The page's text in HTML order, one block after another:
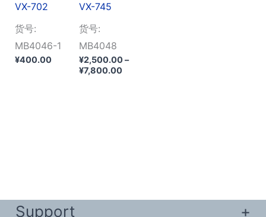
VX-702
货号:
MB4046-1
¥400.00
VX-745
货号:
MB4048
¥2,500.00 –
¥7,800.00价
Support